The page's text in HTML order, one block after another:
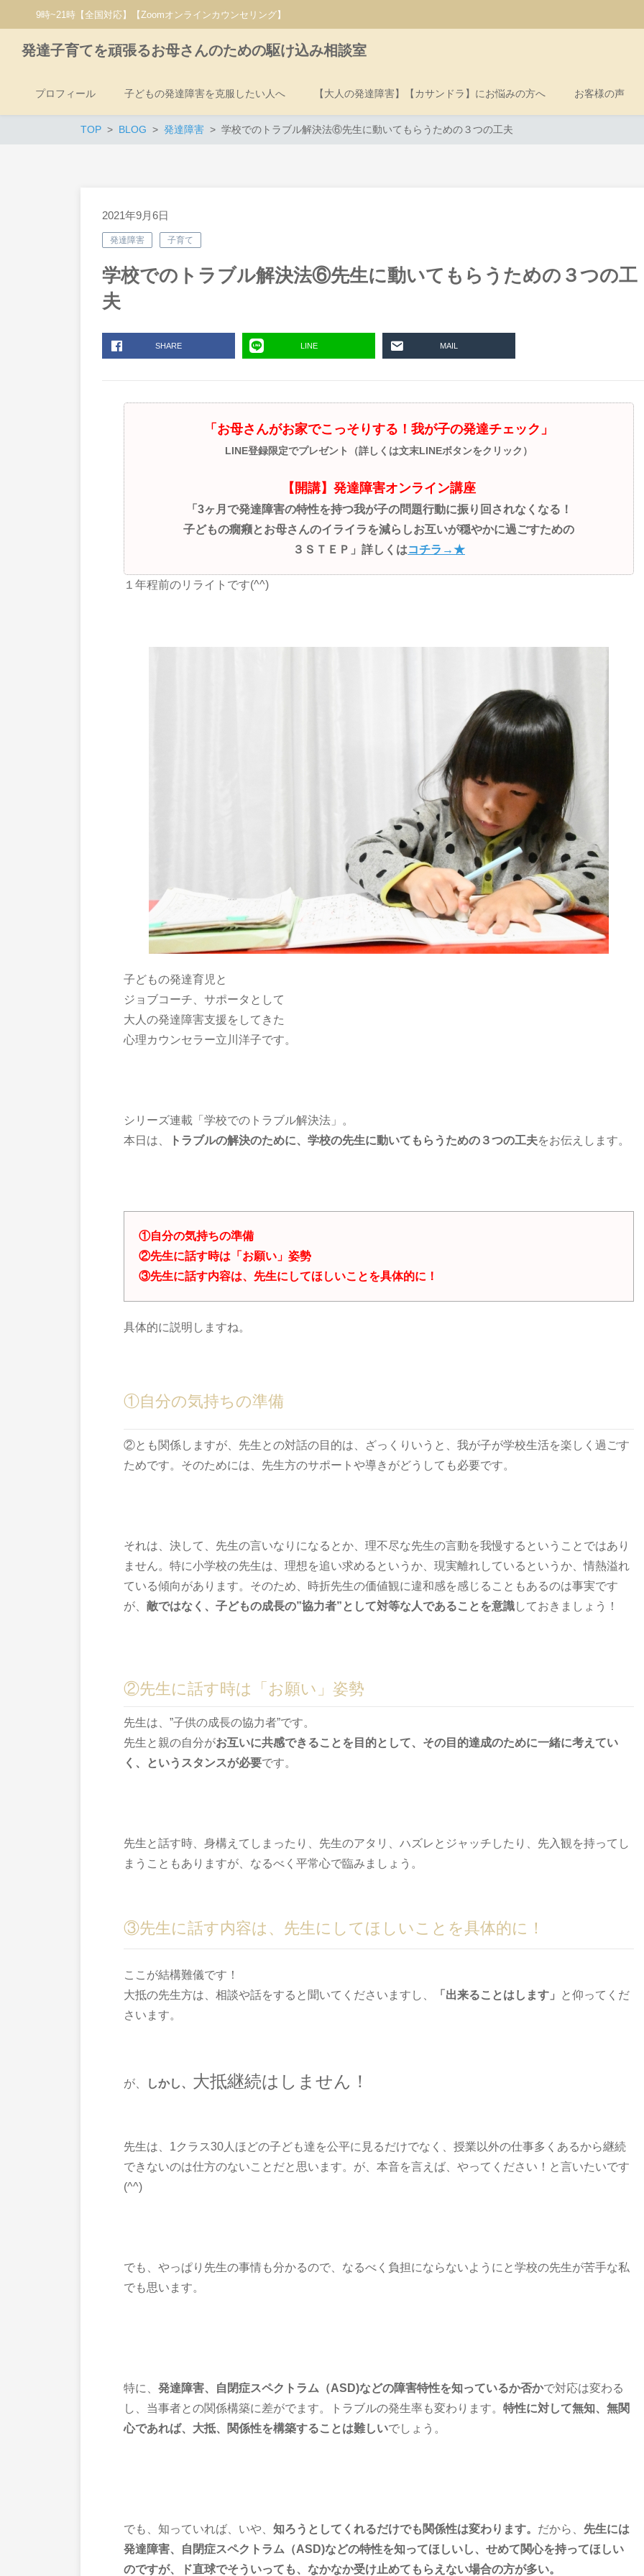
9時~21時【全国対応】【Zoomオンラインカウンセリング】
発達子育てを頑張るお母さんのための駆け込み相談室
プロフィール 子どもの発達障害を克服したい人へ 【大人の発達障害】【カサンドラ】にお悩みの方へ お客様の声
TOP BLOG 発達障害 学校でのトラブル解決法⑥先生に動いてもらうための３つの工夫
2021年9月6日
発達障害 子育て
学校でのトラブル解決法⑥先生に動いてもらうための３つの工
夫
SHARE LINE MAIL
「お母さんがお家でこっそりする！我が子の発達チェック」
LINE登録限定でプレゼント（詳しくは文末LINEボタンをクリック）
【開講】発達障害オンライン講座
「3ヶ月で発達障害の特性を持つ我が子の問題行動に振り回されなくなる！
子どもの癇癪とお母さんのイライラを減らしお互いが穏やかに過ごすための
３ＳＴＥＰ」詳しくはコチラ→★
１年程前のリライトです(^^)
子どもの発達育児と
ジョブコーチ、サポータとして
大人の発達障害支援をしてきた
心理カウンセラー立川洋子です。
シリーズ連載「学校でのトラブル解決法」。
本日は、
トラブルの解決のために、学校の先生に動いてもらうための３つの工夫をお伝えします。
①自分の気持ちの準備
②先生に話す時は「お願い」姿勢
③先生に話す内容は、先生にしてほしいことを具体的に！
具体的に説明しますね。
①自分の気持ちの準備
②とも関係しますが、先生との対話の目的は、ざっくりいうと、我が子が学校生活を楽しく過ごす
ためです。そのためには、先生方のサポートや導きがどうしても必要です。
それは、決して、先生の言いなりになるとか、理不尽な先生の言動を我慢するということではあり
ません。特に小学校の先生は、理想を追い求めるというか、現実離れしているというか、情熱溢れ
ている傾向があります。そのため、時折先生の価値観に違和感を感じることもあるのは事実です
が、 敵ではなく、子どもの成長の”協力者”として対等な人であることを意識しておきましょう！
②先生に話す時は「お願い」姿勢
先生は、”子供の成長の協力者”です。
先生と親の自分がお互いに共感できることを 目的として、その目的達成のために一緒に考えてい
く、というスタンスが必要です。
先生と話す時、身構えてしまったり、先生のアタリ、ハズレとジャッチしたり、先入観を持ってし
まうこともありますが、なるべく平常心で臨みましょう。
③先生に話す内容は、先生にしてほしいことを具体的に！
ここが結構難儀です！
大抵の先生方は、相談や話をすると 聞いてくださいますし、 「出来ることはします」
と仰ってくだ
さいます。
が、 しかし、 大抵継続はしません！
先生は、1クラス30人ほどの子ども達を公平に見るだけでなく、授業以外の仕事多くあるから継続
できないのは仕方のないことだと思います。が、本音を言えば、やってください！と言いたいです
(^^)
でも、やっぱり先生の事情も分かるので、なるべく負担にならないようにと学校の先生が苦手な私
でも思います。
特に、 発達障害、自閉症スペクトラム（ASD)などの障害特性を知っているか否かで対応は変わる
し、当事者との関係構築に差がでます。トラブルの発生率も変わります。 特性に対して無知、無関
心であれば、 大抵、関係性を構築することは難しいでしょう。
でも、知っていれば、いや、 知ろうとしてくれるだけでも 関係性は変わります。 だから、 先生には
発達障害、自閉症スペクトラム（ASD)などの特性を知ってほしいし、 せめて関心を持ってほしい
のですが、
ド直球でそういっても、なかなか受け止めてもらえない場合の方が多い。